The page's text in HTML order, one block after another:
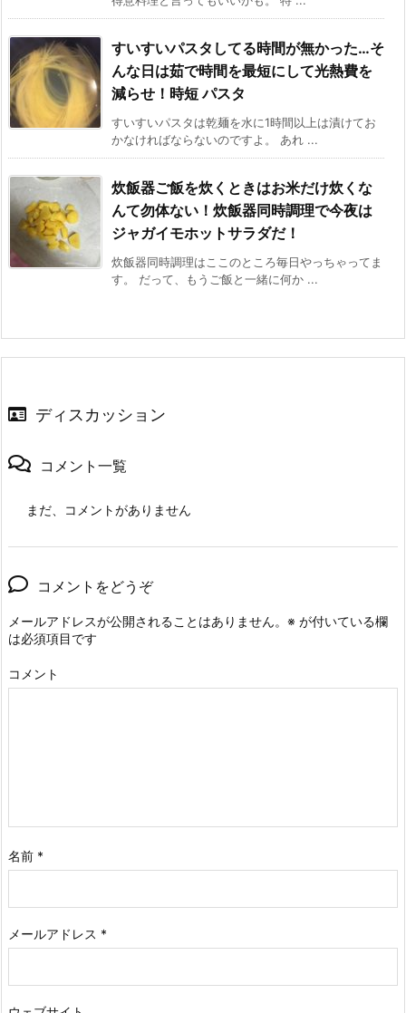
すいすいパスタしてる時間が無かった…そ
んな日は茹で時間を最短にして光熱費を
減らせ！時短 パスタ
すいすいパスタは乾麺を水に1時間以上は漬けてお
かなければならないのですよ。 あれ ...
炊飯器ご飯を炊くときはお米だけ炊くな
んて勿体ない！炊飯器同時調理で今夜は
ジャガイモホットサラダだ！
炊飯器同時調理はここのところ毎日やっちゃってま
す。 だって、もうご飯と一緒に何か ...
ディスカッション
コメント一覧
まだ、コメントがありません
コメントをどうぞ
メールアドレスが公開されることはありません。 ※ が付いている欄
は必須項目です
コメント
名前 *
メールアドレス *